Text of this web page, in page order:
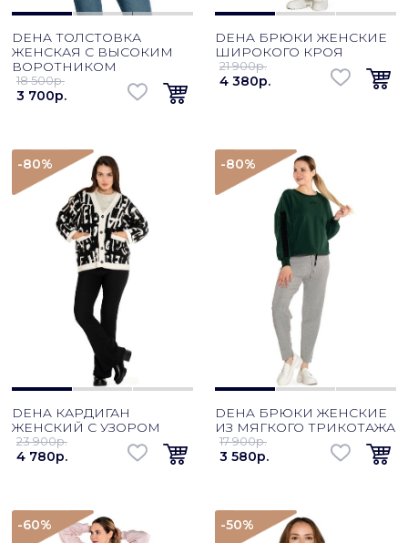
DEHA ТОЛСТОВКА
ЖЕНСКАЯ С ВЫСОКИМ
ВОРОТНИКОМ
18 500p.
3 700p.
DEHA БРЮКИ ЖЕНСКИЕ
ШИРОКОГО КРОЯ
21 900p.
4 380p.
-80%
DEHA КАРДИГАН
ЖЕНСКИЙ С УЗОРОМ
23 900p.
4 780p.
-80%
DEHA БРЮКИ ЖЕНСКИЕ
ИЗ МЯГКОГО ТРИКОТАЖА
17 900p.
3 580p.
-60% -50%